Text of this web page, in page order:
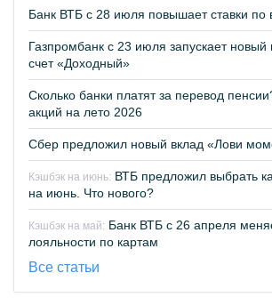
Банк ВТБ с 28 июля повышает ставки по
Газпромбанк с 23 июля запускает новый
счет «Доходный»
Сколько банки платят за перевод
акций на лето 2026
Сбер предложил новый вклад «Лови
Кэшбэк на июнь: ВТБ предложил выбрать
на июнь. Что нового?
Кэшбэк на май: Банк ВТБ с 26 апреля
лояльности по картам
Все статьи